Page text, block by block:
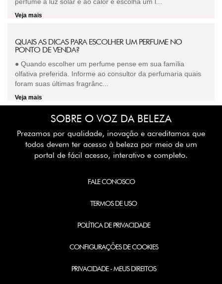
Veja mais
QUAIS AS DICAS PARA ESCOLHER UM PERFUME NO
PONTO DE VENDA?
● Quando escolher um perfume pense em sua família
olfativa preferida. Informe ao consultor da perfumaria quais
foram suas últimas fragrânc...
Veja mais
SOBRE O VOZ DA BELEZA
Prezamos por qualidade, inovação e acreditamos que
todos devem ter acesso à beleza por meio de um
portal de fácil acesso, interativo e completo.
FALE CONOSCO
TERMOS DE USO
POLÍTICA DE PRIVACIDADE
CONFIGURAÇÕES DE COOKIES
PRIVACIDADE - MEUS DIREITOS